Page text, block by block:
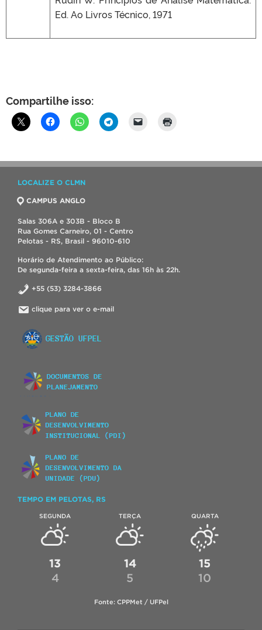
Ed. Ao Livros Técnico, 1971
Compartilhe isso:
LOCALIZE O CLMN
CAMPUS ANGLO
Salas 306A e 303B - Bloco B
Rua Gomes Carneiro, 01 - Centro
Pelotas - RS, Brasil - 96010-610
Horário de Atendimento ao Público:
De segunda-feira a sexta-feira, das 16h às 22h.
+55 (53) 3284-3866
clique para ver o e-mail
TEMPO EM PELOTAS, RS
SEGUNDA
13
4
TERÇA
14
5
QUARTA
15
10
Fonte: CPPMet / UFPel